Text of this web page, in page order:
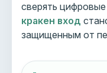
сверять
кракен вход
защищенным от